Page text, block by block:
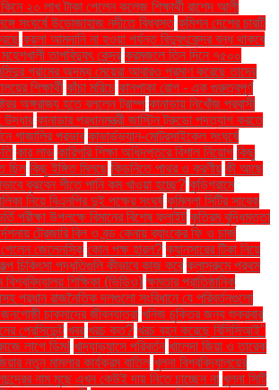
২০ লাখ টাকা পেলেন কলেজ শিক্ষার্থী রাশেদ আলী
সংঘর্ষে উড়োজাহাজ নদীতে বিধ্বস্ত কমিশন দেশের চারটি
কয়লা আমদানি না হওয়া পর্যন্ত বিদ্যুৎকেন্দ্র বন্ধ থাকবে
তাপবিদ্যুৎ কেন্দ্র করমজলে তিন দিনে ৭৫০০
গ্রামের অদম্য মেয়েরা আবারও প্রমাণ করেছে তাদের
শিক্ষার্থী কাঁচা মরিচে কানপাকা রোগ - এক গুরুত্বপুর্ণ
অঙ্গরাজ্য হতে বললেন ট্রাম্প কানাডায় নিখোঁজ প্রবাসী
উদ্ধার কানাডার প্রধানমন্ত্রী জাস্টিন ট্রুডো পদত্যাগ করতে
গাজালির প্রভাব কাভার্ডভ্যান-মোটরসাইকেল সংঘর্ষে
কার লাভ কারিগরি শিক্ষা অধিদপ্তরে বিশাল নিয়োগ কিছু
ছিল কিছু ইঙ্গিত মিলছে কিডনিতে পাথর ও করণীয় কী আছে
বুঝবেন শীতে পানি কম খাওয়া হচ্ছে? কুড়িগ্রামে
নিয়ে বিএনপির দুই পক্ষের সংঘর্ষ কুমিল্লা সিটির সাবেক
পরীক্ষা উপলক্ষে বিমানের বিশেষ ফ্লাইট কৃত্রিম বুদ্ধিমত্তা
ট্রেজারি বিল ও বন্ড কেনায় ব্যাংকের ফি ও চার্জ
জেলেনস্কি কোন পক্ষ হারল? ক্যানসারের টিকা নিয়ে
চিকিৎসা পদ্ধতিগুলি কীভাবে কাজ করে ক্লাসরুমে প্রথম
শিক্ষিকা (ভিডিও) ক্ষমতার প্রাতিষ্ঠানিক
প্রধান রাজনৈতিক দলগুলো সংবিধানে যে পরিবর্তনগুলো
চাকমাদের জীবনযাত্রা খনিজ চুক্তির জন্য শুক্রবার
প্রেসিডেন্ট খবর খরচ কত? খরচ বহন করেছে বিসিসিআই"
লাগে ডিম! খাদ্যাভ্যাসে পরিবর্তন খালেদা জিয়া ও তারেক
নতুন মামলার কার্যক্রম বাতিল খুলনা বিশ্ববিদ্যালয়ের
নাম মুছে এখন কেউই দায় নিতে চাচ্ছেন না খুলনা সিটি